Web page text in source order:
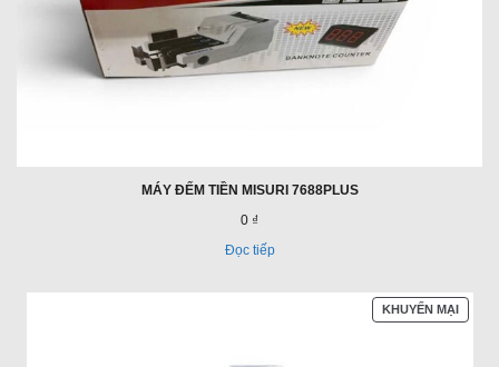
MÁY ĐẾM TIỀN MISURI 7688PLUS
0 ₫
Đọc tiếp
KHUYẾN MẠISẢN
PHẨM